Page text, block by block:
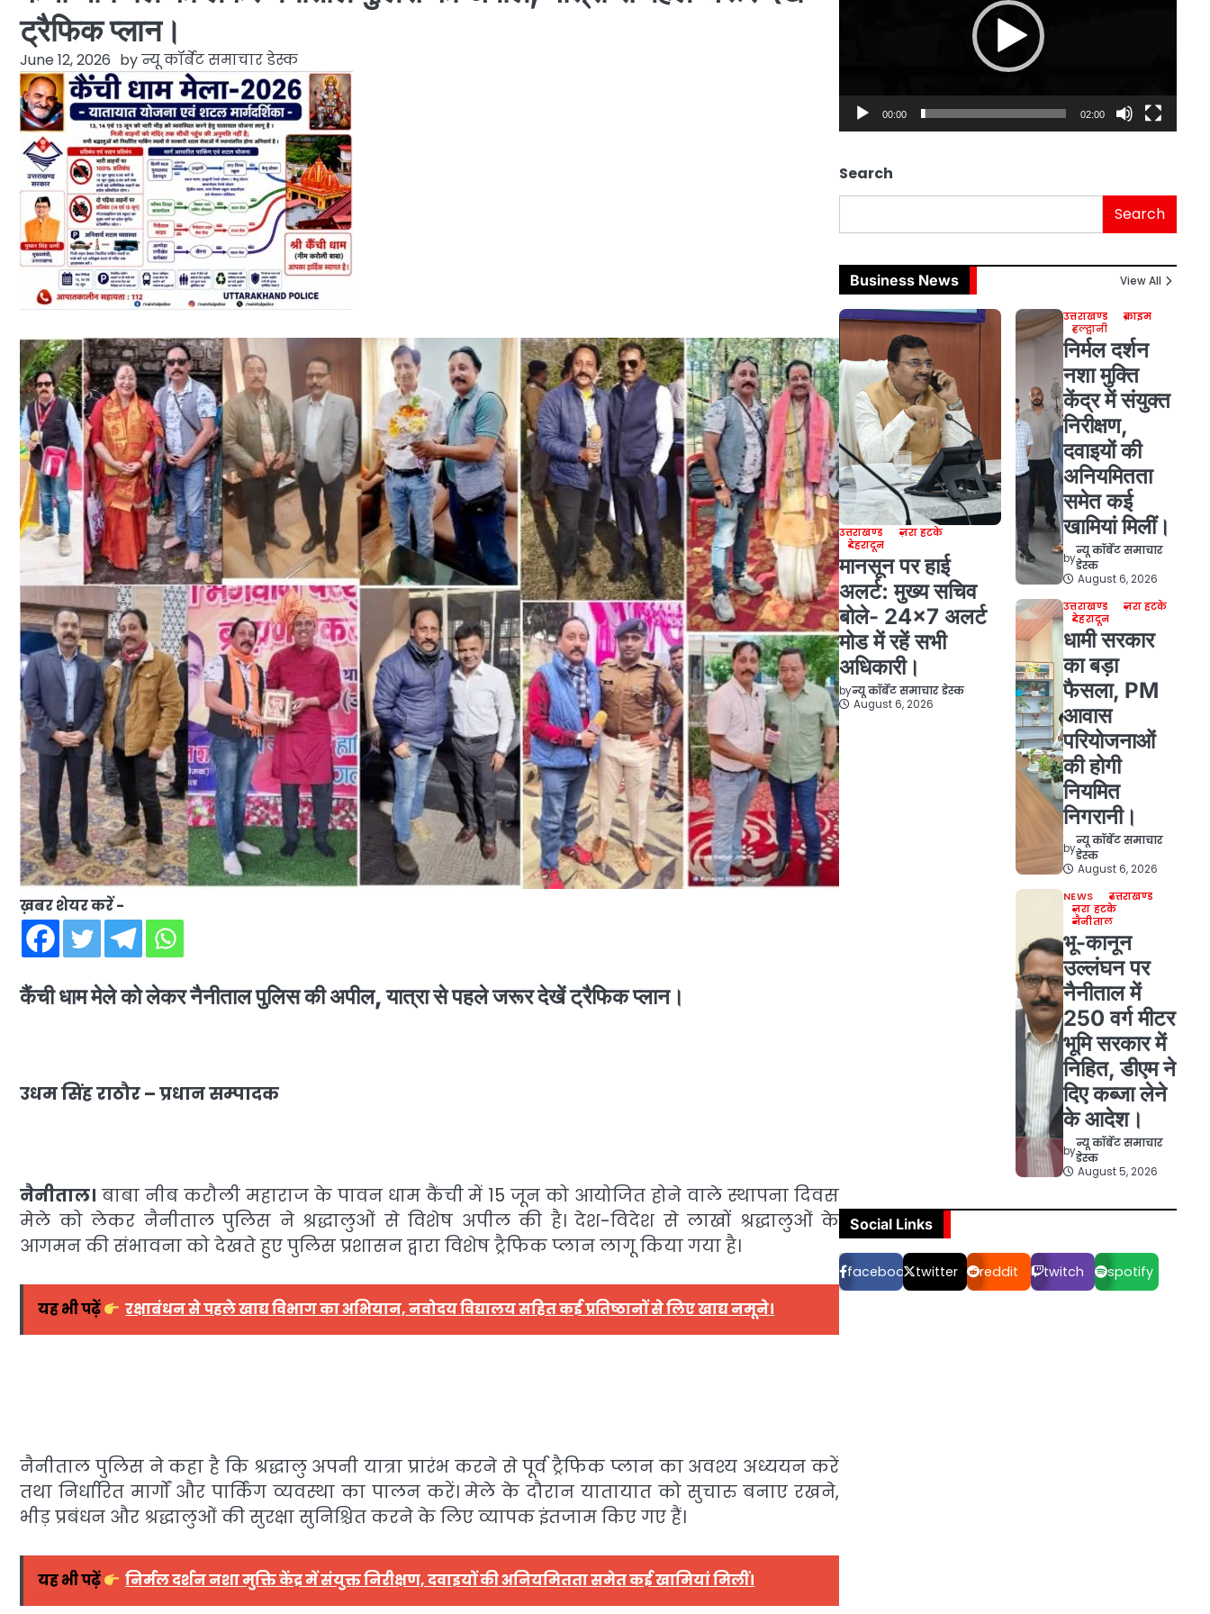
ट्रैफिक प्लान।
June 12, 2026 byन्यू कॉर्बेट समाचार डेस्क
ख़बर शेयर करें -
कैंची धाम मेले को लेकर नैनीताल पुलिस की अपील, यात्रा से पहले जरूर देखें ट्रैफिक प्लान।
उधम सिंह राठौर – प्रधान सम्पादक
नैनीताल। बाबा नीब करौली महाराज के पावन धाम कैंची में 15 जून को आयोजित होने वाले स्थापना दिवस
मेले को लेकर नैनीताल पुलिस ने श्रद्धालुओं से विशेष अपील की है। देश-विदेश से लाखों श्रद्धालुओं के
आगमन की संभावना को देखते हुए पुलिस प्रशासन द्वारा विशेष ट्रैफिक प्लान लागू किया गया है।
यह भी पढ़ें रक्षाबंधन से पहले खाद्य विभाग का अभियान, नवोदय विद्यालय सहित कई प्रतिष्ठानों से लिए खाद्य नमूने।
नैनीताल पुलिस ने कहा है कि श्रद्धालु अपनी यात्रा प्रारंभ करने से पूर्व ट्रैफिक प्लान का अवश्य अध्ययन करें
तथा निर्धारित मार्गों और पार्किंग व्यवस्था का पालन करें। मेले के दौरान यातायात को सुचारु बनाए रखने,
भीड़ प्रबंधन और श्रद्धालुओं की सुरक्षा सुनिश्चित करने के लिए व्यापक इंतजाम किए गए हैं।
यह भी पढ़ें निर्मल दर्शन नशा मुक्ति केंद्र में संयुक्त निरीक्षण, दवाइयों की अनियमितता समेत कई खामियां मिलीं।
00:00 02:00
Search
Search
Business News View All
उत्तराखण्ड
ज़रा हटके
देहरादून
मानसून पर हाई
अलर्ट: मुख्य सचिव
बोले- 24×7 अलर्ट
मोड में रहें सभी
अधिकारी।
byन्यू कॉर्बेट समाचार डेस्क
August 6, 2026
उत्तराखण्ड
क्राइम
हल्द्वानी
निर्मल दर्शन
नशा मुक्ति
केंद्र में संयुक्त
निरीक्षण,
दवाइयों की
अनियमितता
समेत कई
खामियां मिलीं।
by
न्यू कॉर्बेट समाचार
डेस्क
August 6, 2026
उत्तराखण्ड
ज़रा हटके
देहरादून
धामी सरकार
का बड़ा
फैसला, PM
आवास
परियोजनाओं
की होगी
नियमित
निगरानी।
by
न्यू कॉर्बेट समाचार
डेस्क
August 6, 2026
NEWS
उत्तराखण्ड
ज़रा हटके
नैनीताल
भू-कानून
उल्लंघन पर
नैनीताल में
250 वर्ग मीटर
भूमि सरकार में
निहित, डीएम ने
दिए कब्जा लेने
के आदेश।
by
न्यू कॉर्बेट समाचार
डेस्क
August 5, 2026
Social Links
facebook twitter reddit twitch spotify